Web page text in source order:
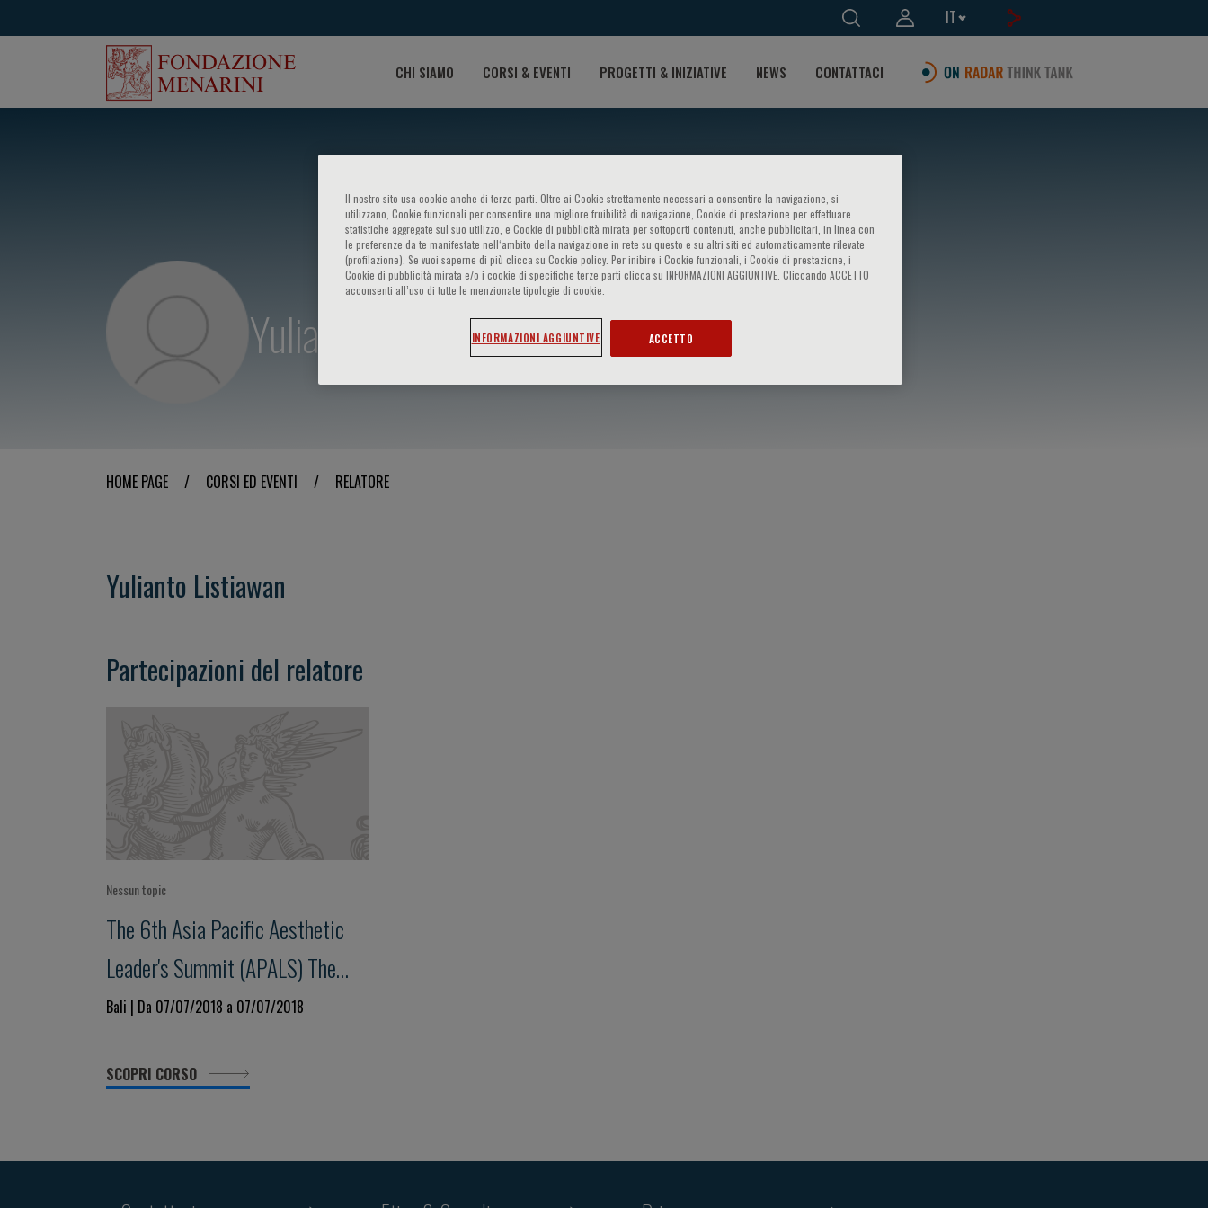
IT
CHI SIAMO CORSI & EVENTI PROGETTI & INIZIATIVE NEWS CONTATTACI
Yulianto Listiawan
HOME PAGE / CORSI ED EVENTI / RELATORE
Yulianto Listiawan
Partecipazioni del relatore
Nessun topic
The 6th Asia Pacific Aesthetic
Leader's Summit (APALS) The
Essence in Dermatology
Bali | Da 07/07/2018 a 07/07/2018
SCOPRI CORSO
Il nostro sito usa cookie anche di terze parti. Oltre ai Cookie strettamente necessari a consentire la navigazione, si
utilizzano, Cookie funzionali per consentire una migliore fruibilità di navigazione, Cookie di prestazione per effettuare
statistiche aggregate sul suo utilizzo, e Cookie di pubblicità mirata per sottoporti contenuti, anche pubblicitari, in linea con
le preferenze da te manifestate nell‘ambito della navigazione in rete su questo e su altri siti ed automaticamente rilevate
(profilazione). Se vuoi saperne di più clicca su Cookie policy. Per inibire i Cookie funzionali, i Cookie di prestazione, i
Cookie di pubblicità mirata e/o i cookie di specifiche terze parti clicca su INFORMAZIONI AGGIUNTIVE. Cliccando ACCETTO
acconsenti all’uso di tutte le menzionate tipologie di cookie.
INFORMAZIONI AGGIUNTIVE ACCETTO